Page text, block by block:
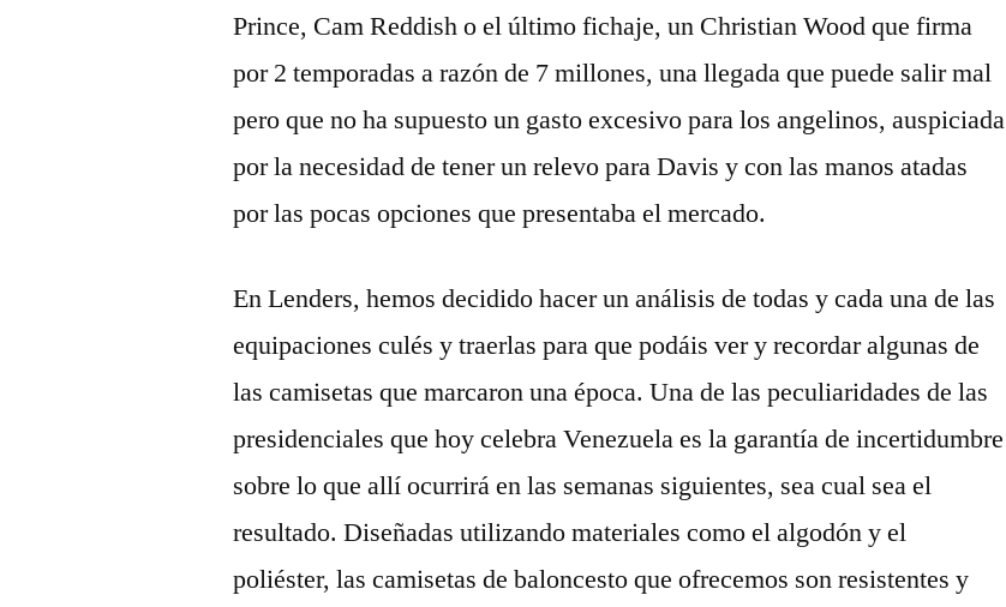
Prince, Cam Reddish o el último fichaje, un Christian Wood que firma
por 2 temporadas a razón de 7 millones, una llegada que puede salir mal
pero que no ha supuesto un gasto excesivo para los angelinos, auspiciada
por la necesidad de tener un relevo para Davis y con las manos atadas
por las pocas opciones que presentaba el mercado.
En Lenders, hemos decidido hacer un análisis de todas y cada una de las
equipaciones culés y traerlas para que podáis ver y recordar algunas de
las camisetas que marcaron una época. Una de las peculiaridades de las
presidenciales que hoy celebra Venezuela es la garantía de incertidumbre
sobre lo que allí ocurrirá en las semanas siguientes, sea cual sea el
resultado. Diseñadas utilizando materiales como el algodón y el
poliéster, las camisetas de baloncesto que ofrecemos son resistentes y